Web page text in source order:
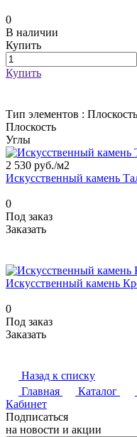
0
В наличии
Купить
Купить
Тип элементов : Плоскость
Плоскость
Углы
2 530 руб./м2
Искусственный камень
0
Под заказ
Заказать
Искусственный камень
0
Под заказ
Заказать
Назад к списку
Главная
Каталог
Кабинет
Подписаться
на новости и акции